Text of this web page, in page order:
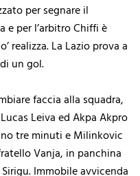
per segnare il
e per l’arbitro Chiffi è
realizza. La Lazio prova a
un gol.
faccia alla squadra,
Leiva ed Akpa Akpro
tre minuti e Milinkovic
Vanja, in panchina
Immobile avvicenda